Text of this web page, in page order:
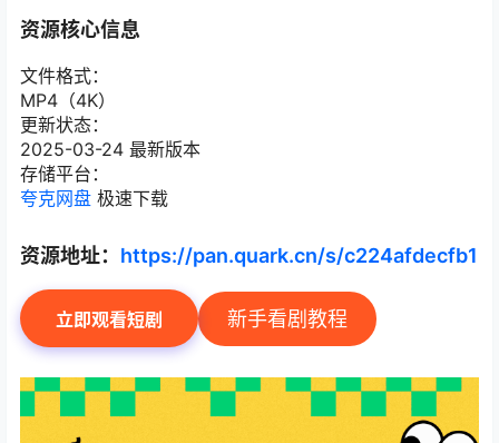
资源核心信息
文件格式：
MP4（4K）
更新状态：
2025-03-24 最新版本
存储平台：
夸克网盘 极速下载
资源地址： https://pan.quark.cn/s/c224afdecfb1
立即观看短剧 新手看剧教程